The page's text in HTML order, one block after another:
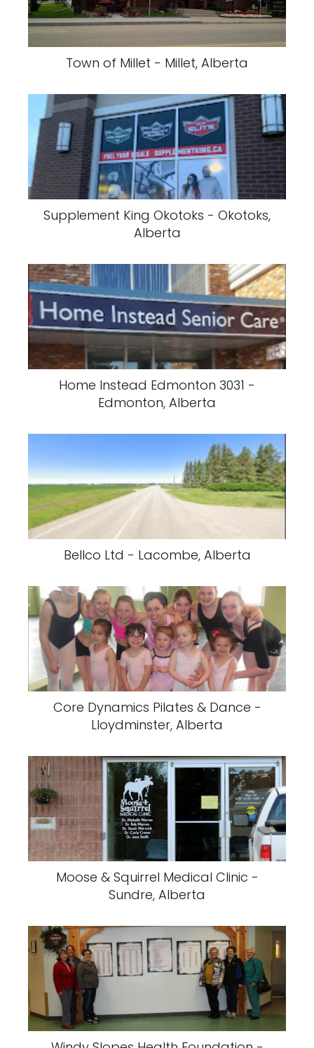
Town of Millet - Millet, Alberta
Supplement King Okotoks - Okotoks,
Alberta
Home Instead Edmonton 3031 -
Edmonton, Alberta
Bellco Ltd - Lacombe, Alberta
Core Dynamics Pilates & Dance -
Lloydminster, Alberta
Moose & Squirrel Medical Clinic -
Sundre, Alberta